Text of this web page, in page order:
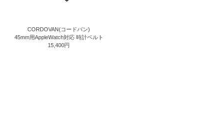
CORDOVAN(コードバン)
45mm用AppleWatch対応 時計ベルト
15,400円